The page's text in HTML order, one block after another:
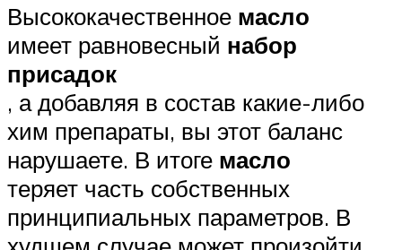
Высококачественное масло
имеет равновесный набор
присадок
, а добавляя в состав какие-либо
хим препараты, вы этот баланс
нарушаете. В итоге масло
теряет часть собственных
принципиальных параметров. В